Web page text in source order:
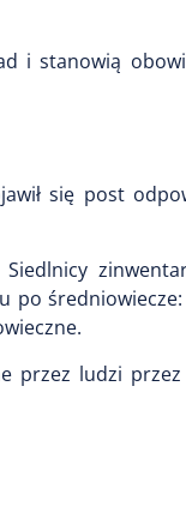
i stanowią
się post
po
przez ludzi